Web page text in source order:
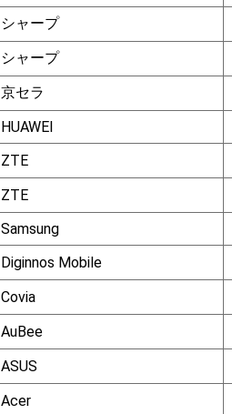
シャープ
シャープ
京セラ
HUAWEI
ZTE
ZTE
Samsung
Diginnos Mobile
Covia
AuBee
ASUS
Acer